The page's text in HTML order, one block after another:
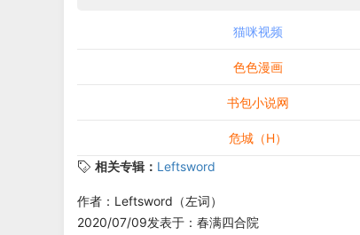
猫咪视频
色色漫画
书包小说网
危城（H）
相关专辑： Leftsword
作者：Leftsword（左词）
2020/07/09发表于：春满四合院